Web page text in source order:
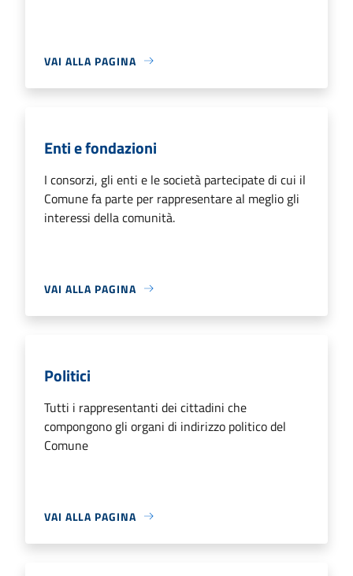
VAI ALLA PAGINA
Enti e fondazioni
I consorzi, gli enti e le società partecipate di cui il
Comune fa parte per rappresentare al meglio gli
interessi della comunità.
VAI ALLA PAGINA
Politici
Tutti i rappresentanti dei cittadini che
compongono gli organi di indirizzo politico del
Comune
VAI ALLA PAGINA